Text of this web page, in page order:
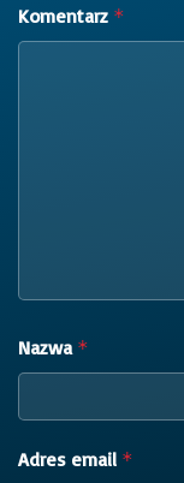
Komentarz *
Nazwa *
Adres email *